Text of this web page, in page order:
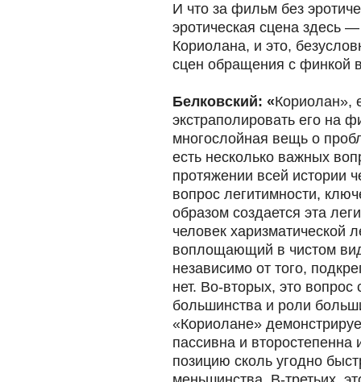
И что за фильм без
эротическая сцена здесь
Кориолана, и это,
сцен обращения с финкой
Белковский: «Кориолан»,
экстраполировать его на
многослойная вещь о
есть несколько важных
протяжении всей истории
вопрос легитимности,
образом создается эта
человек харизматической
воплощающий в чистом
независимо от того,
нет. Во-вторых, это
большинства и роли
«Кориолане»
пассивна и
позицию сколь угодно